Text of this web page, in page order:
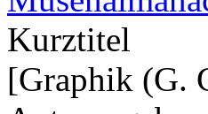
Kurztitel
[Graphik (G.